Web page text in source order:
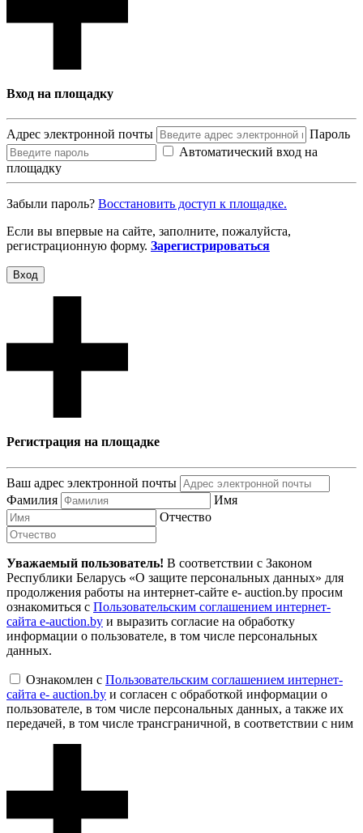
Вход на площадку
Адрес электронной почты
Пароль
Автоматический вход на
площадку
Забыли пароль? Восcтановить доступ к площадке.
Если вы впервые на сайте, заполните, пожалуйста,
регистрационную форму. Зарегистрироваться
Вход
Регистрация на площадке
Ваш адрес электронной почты
Фамилия
Имя
Отчество
Уважаемый пользователь! В соответствии с Законом
Республики Беларусь «О защите персональных данных» для
продолжения работы на интернет-сайте e- auction.by просим
ознакомиться с Пользовательским соглашением интернет-
сайта e-auction.by и выразить согласие на обработку
информации о пользователе, в том числе персональных
данных.
Ознакомлен с Пользовательским соглашением интернет-
сайта e- auction.by и согласен с обработкой информации о
пользователе, в том числе персональных данных, а также их
передачей, в том числе трансграничной, в соответствии с ним